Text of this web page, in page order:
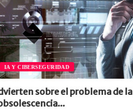
IA Y CIBERSEGURIDAD
sobre el problema de la